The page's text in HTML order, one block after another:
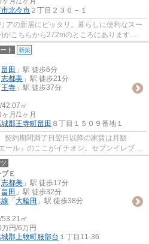
北今市 ２丁目２３６－１
アの新居にピッタリ。暮らしに便利なスー
がこちらから272mのところにあります。
ビジネスマン...
ト 新築
畠田 」駅 徒歩6分
志都美 」駅 徒歩21分
王寺 」駅 徒歩37分
42.07㎡
ヶ月/1ヶ月
郡王寺町畠田 ８丁目１５０９番地１
契約期間満了日翌日以降の家賃は月額
ール」のここがイチオシ。セブンイレブン
近場にコンビニ...
Ｅ
志都美 」駅 徒歩17分
畠田 」駅 徒歩32分
「 大輪田 」駅 徒歩38分
㎡
万円/6万円
郡上牧町服部台 １丁目11-36